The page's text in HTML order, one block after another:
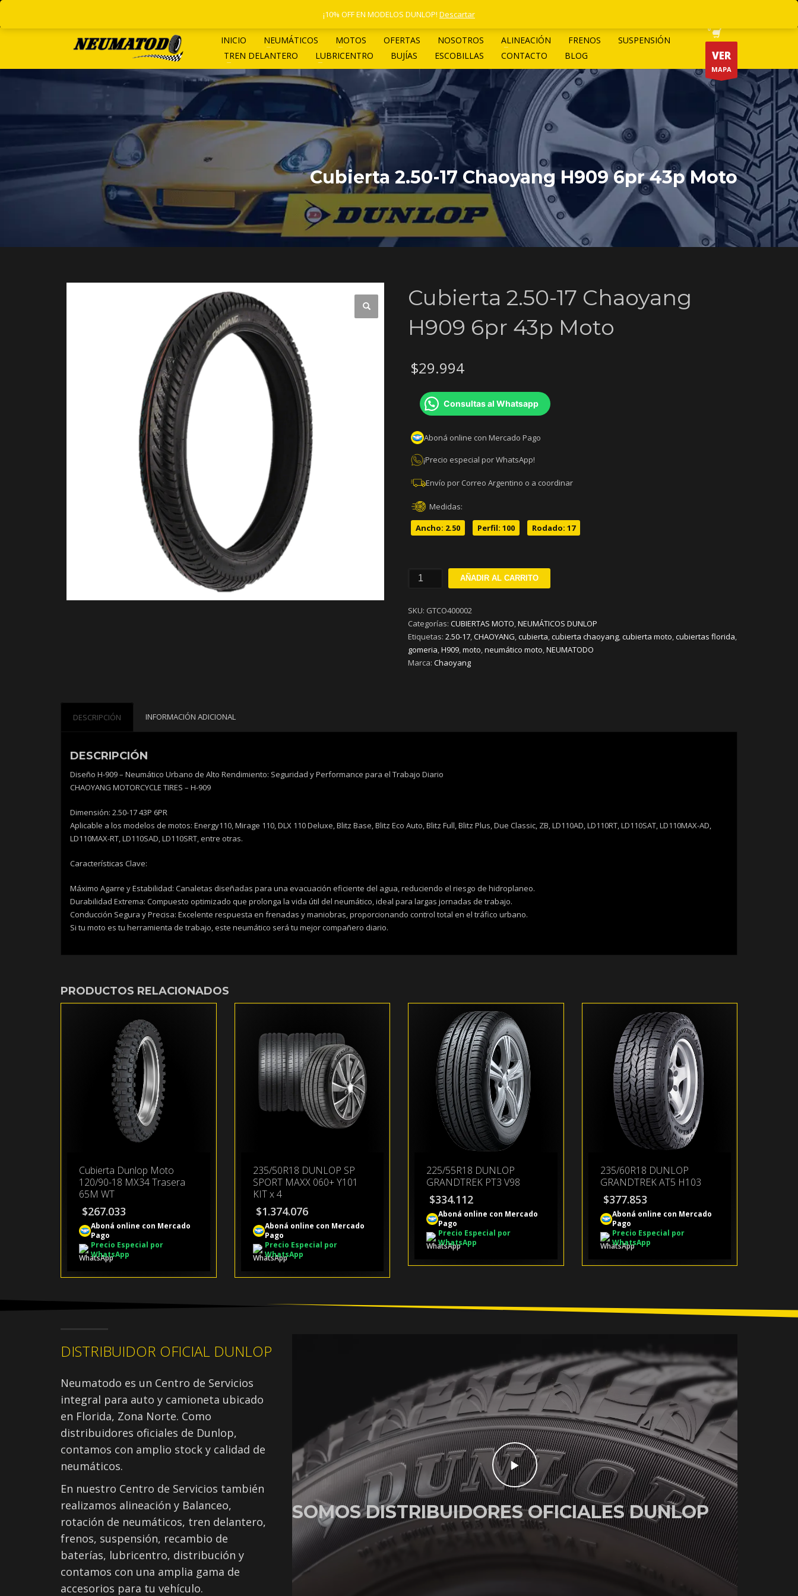
INICIO NEUMÁTICOS MOTOS OFERTAS NOSOTROS ALINEACIÓN FRENOS
SUSPENSIÓN
TREN DELANTERO
LUBRICENTRO BUJÍAS ESCOBILLAS CONTACTO BLOG VER
MAPA
Cubierta 2.50-17 Chaoyang H909 6pr 43p Moto
Cubierta 2.50-17 Chaoyang
H909 6pr 43p Moto
$29.994
Consultas al Whatsapp
Aboná online con Mercado Pago
¡Precio especial por WhatsApp!
Envío por Correo Argentino o a coordinar
Medidas:
Ancho: 2.50
Perfil: 100 Rodado: 17
Cubierta
Chaoyang
H909
6pr
43p
Moto
AÑADIR AL CARRITO
SKU: GTCO400002
Categorías: CUBIERTAS MOTO,NEUMÁTICOS DUNLOP
Etiquetas: 2.50-17,CHAOYANG,cubierta,cubierta chaoyang,cubierta moto,cubiertas florida,
gomeria,H909,moto,neumático moto,NEUMATODO
Marca: Chaoyang
DESCRIPCIÓN INFORMACIÓN ADICIONAL
DESCRIPCIÓN
Diseño H-909 – Neumático Urbano de Alto Rendimiento: Seguridad y Performance para el Trabajo Diario
CHAOYANG MOTORCYCLE TIRES – H-909
Dimensión: 2.50-17 43P 6PR
Aplicable a los modelos de motos: Energy110, Mirage 110, DLX 110 Deluxe, Blitz Base, Blitz Eco Auto, Blitz Full, Blitz Plus, Due Classic, ZB, LD110AD, LD110RT, LD110SAT, LD110MAX-AD,
LD110MAX-RT, LD110SAD, LD110SRT, entre otras.
Características Clave:
Máximo Agarre y Estabilidad: Canaletas diseñadas para una evacuación eficiente del agua, reduciendo el riesgo de hidroplaneo.
Durabilidad Extrema: Compuesto optimizado que prolonga la vida útil del neumático, ideal para largas jornadas de trabajo.
Conducción Segura y Precisa: Excelente respuesta en frenadas y maniobras, proporcionando control total en el tráfico urbano.
Si tu moto es tu herramienta de trabajo, este neumático será tu mejor compañero diario.
PRODUCTOS RELACIONADOS
Cubierta Dunlop Moto
120/90-18 MX34 Trasera
65M WT
$267.033
Aboná online con Mercado
Pago
Precio Especial por
WhatsApp
235/50R18 DUNLOP SP
SPORT MAXX 060+ Y101
KIT x 4
$1.374.076
Aboná online con Mercado
Pago
Precio Especial por
WhatsApp
225/55R18 DUNLOP
GRANDTREK PT3 V98
$334.112
Aboná online con Mercado
Pago
Precio Especial por
WhatsApp
235/60R18 DUNLOP
GRANDTREK AT5 H103
$377.853
Aboná online con Mercado
Pago
Precio Especial por
WhatsApp
DISTRIBUIDOR OFICIAL DUNLOP
Neumatodo es un Centro de Servicios
integral para auto y camioneta ubicado
en Florida, Zona Norte. Como
distribuidores oficiales de Dunlop,
contamos con amplio stock y calidad de
neumáticos.
En nuestro Centro de Servicios también
realizamos alineación y Balanceo,
rotación de neumáticos, tren delantero,
frenos, suspensión, recambio de
baterías, lubricentro, distribución y
contamos con una amplia gama de
accesorios para tu vehículo.
SOMOS DISTRIBUIDORES OFICIALES DUNLOP
¡10% OFF EN MODELOS DUNLOP! Descartar